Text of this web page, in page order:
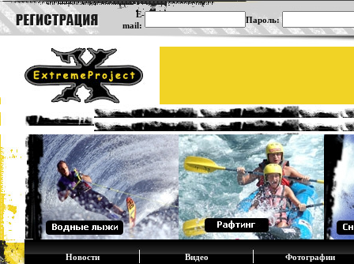
E-
mail:
Пароль:
Новости Видео Фотографии